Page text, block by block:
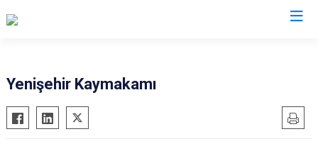
Yenişehir Kaymakamı